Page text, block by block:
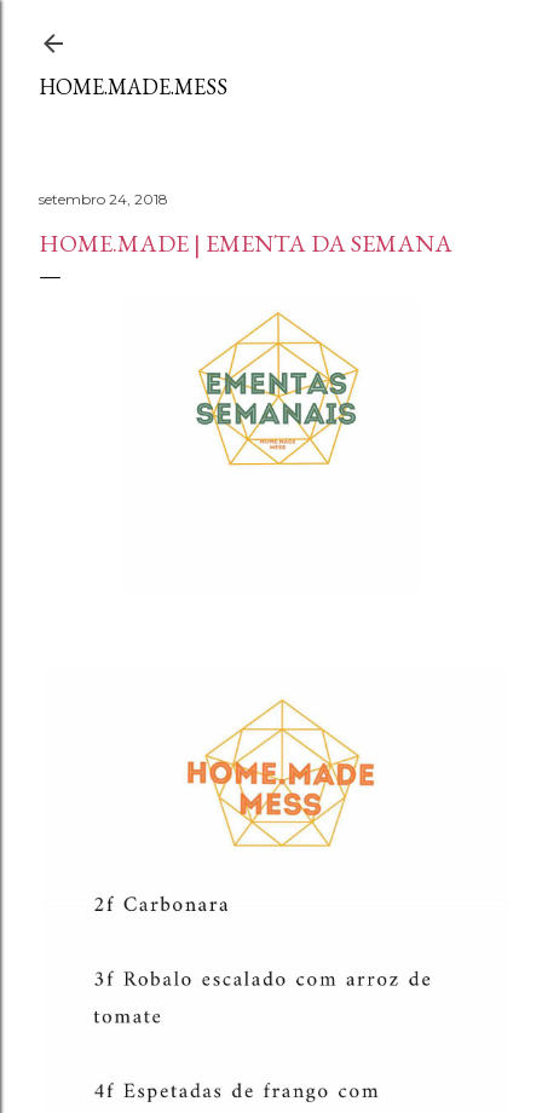
HOME.MADE.MESS
setembro 24, 2018
HOME.MADE | EMENTA DA SEMANA